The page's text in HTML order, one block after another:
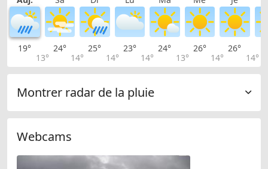
19°
13°
24°
14°
25°
14°
23°
14°
24°
13°
26°
14°
26°
14°
Montrer radar de la pluie
Webcams